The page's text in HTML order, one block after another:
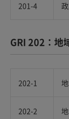
201-4
GRI 202：地
202-1
202-2